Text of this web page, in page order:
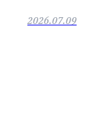
2026.07.09